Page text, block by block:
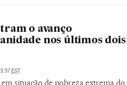
o avanço
nos últimos dois
EST
em situação de pobreza extrema do